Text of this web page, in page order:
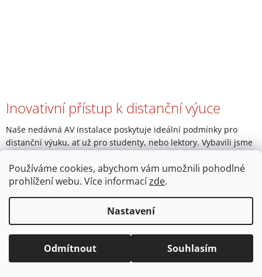
Používáme cookies, abychom vám umožnili pohodlné
prohlížení webu. Více informacízde.
Nastavení
Odmítnout Souhlasím
Inovativní přístup k distanční výuce
Naše nedávná AV instalace poskytuje ideální podmínky pro
distanční výuku, ať už pro studenty, nebo lektory. Vybavili jsme
podporu pro vz...